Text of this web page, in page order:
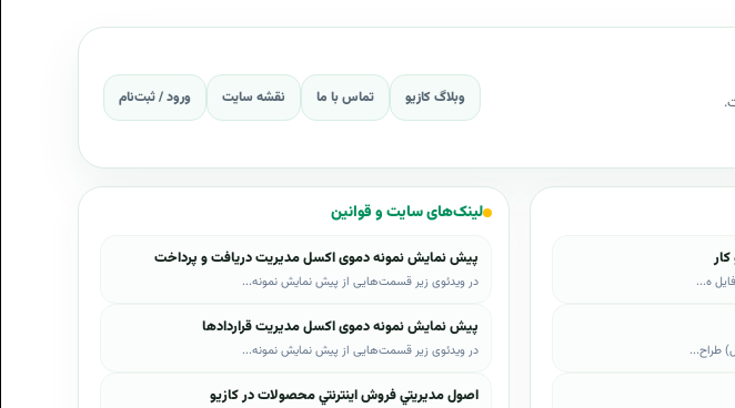
وبلاگ کازیو تماس با ما نقشه سایت ورود / ثبت‌نام
ه...
طراح...
لینک‌های سایت و قوانین
پیش نمایش نمونه دموی اکسل مدیریت دریافت و پرداخت
در ویدئوی زیر قسمت‌هایی از پیش نمایش نمونه...
پیش نمایش نمونه دموی اکسل مدیریت قراردادها
در ویدئوی زیر قسمت‌هایی از پیش نمایش نمونه...
اصول مديريتي فروش اينترنتي محصولات در کازيو